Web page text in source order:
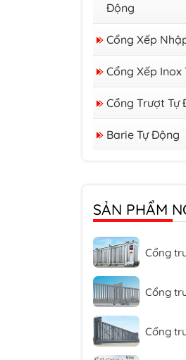
Động
Cổng Xếp
Cổng Xếp Inox
Cổng Trượt Tự
Barie Tự Động
SẢN PHẨM
Barrier